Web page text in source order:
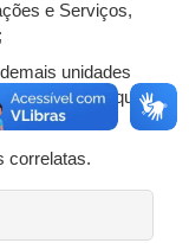
e Serviços,
unidades
Estado em que
do NAS;
correlatas.